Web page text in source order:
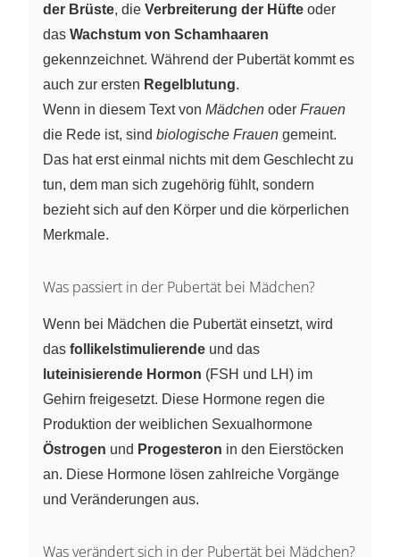
der Brüste, die Verbreiterung der Hüfte oder
das Wachstum von Schamhaaren
gekennzeichnet. Während der Pubertät kommt es
auch zur ersten Regelblutung.
Wenn in diesem Text von Mädchen oder Frauen
die Rede ist, sind biologische Frauen gemeint.
Das hat erst einmal nichts mit dem Geschlecht zu
tun, dem man sich zugehörig fühlt, sondern
bezieht sich auf den Körper und die körperlichen
Merkmale.
Was passiert in der Pubertät bei Mädchen?
Wenn bei Mädchen die Pubertät einsetzt, wird
das follikelstimulierende und das
luteinisierende Hormon (FSH und LH) im
Gehirn freigesetzt. Diese Hormone regen die
Produktion der weiblichen Sexualhormone
Östrogen und Progesteron in den Eierstöcken
an. Diese Hormone lösen zahlreiche Vorgänge
und Veränderungen aus.
Was verändert sich in der Pubertät bei Mädchen?